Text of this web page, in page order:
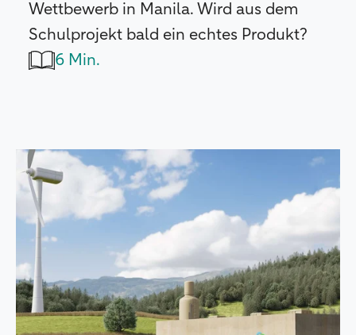
Wettbewerb in Manila. Wird aus dem
Schulprojekt bald ein echtes Produkt?
6 Min.